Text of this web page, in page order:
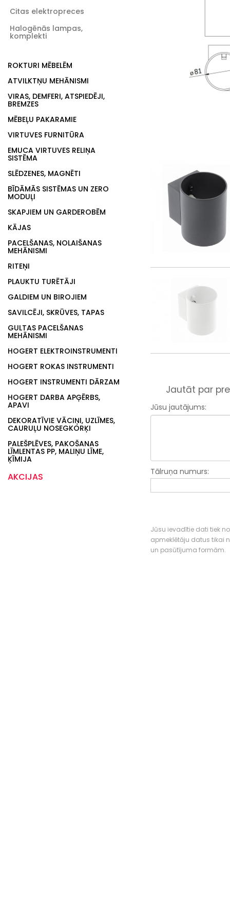
Citas elektropreces
Halogēnās lampas,
komplekti
ROKTURI MĒBELĒM
ATVILKTŅU MEHĀNISMI
VIRAS, DEMFERI, ATSPIEDĒJI,
BREMZES
MĒBEĻU PAKARAMIE
VIRTUVES FURNITŪRA
EMUCA VIRTUVES RELIŅA
SISTĒMA
SLĒDZENES, MAGNĒTI
BĪDĀMĀS SISTĒMAS UN ZERO
MODUĻI
SKAPJIEM UN GARDEROBĒM
KĀJAS
PACELŠANAS, NOLAIŠANAS
MEHĀNISMI
RITEŅI
PLAUKTU TURĒTĀJI
GALDIEM UN BIROJIEM
SAVILCĒJI, SKRŪVES, TAPAS
GULTAS PACELŠANAS
MEHĀNISMI
HOGERT ELEKTROINSTRUMENTI
HOGERT ROKAS INSTRUMENTI
HOGERT INSTRUMENTI DĀRZAM
HOGERT DARBA APĢĒRBS,
APAVI
DEKORATĪVIE VĀCIŅI, UZLĪMES,
CAURUĻU NOSEGKORĶI
PALEŠPLĒVES, PAKOŠANAS
LĪMLENTAS PP, MALIŅU LĪME,
ĶĪMIJA
AKCIJAS
Jautāt par
Jūsu jautājums:
Tālruņa numurs:
Jūsu ievadītie dati tiek
apmeklētāju datus tikai
un pasūtījuma formām.